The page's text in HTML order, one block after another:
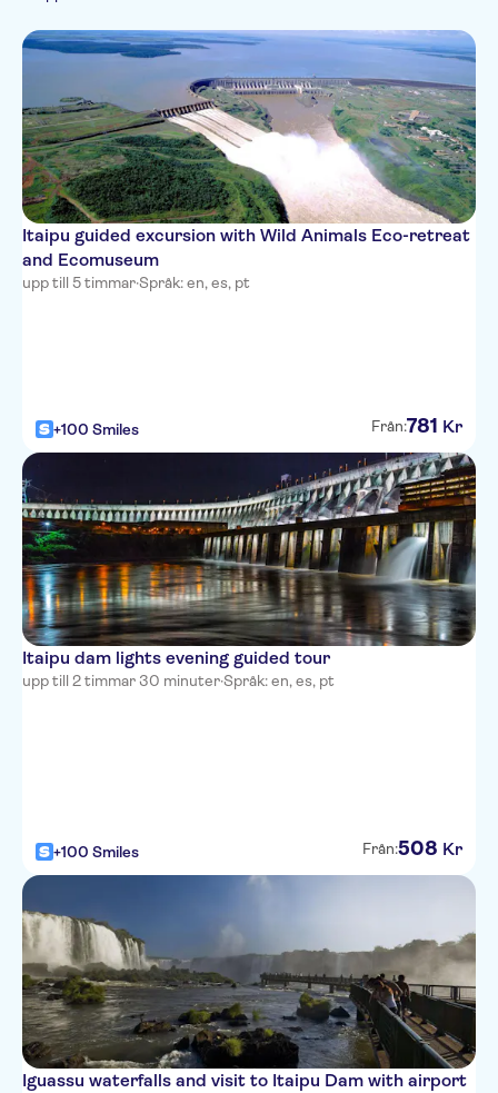
Itaipu guided excursion with Wild Animals Eco-retreat
and Ecomuseum
upp till 5 timmar·Språk: en, es, pt
+100 Smiles Från:781 Kr
Itaipu dam lights evening guided tour
upp till 2 timmar 30 minuter·Språk: en, es, pt
+100 Smiles Från:508 Kr
Iguassu waterfalls and visit to Itaipu Dam with airport